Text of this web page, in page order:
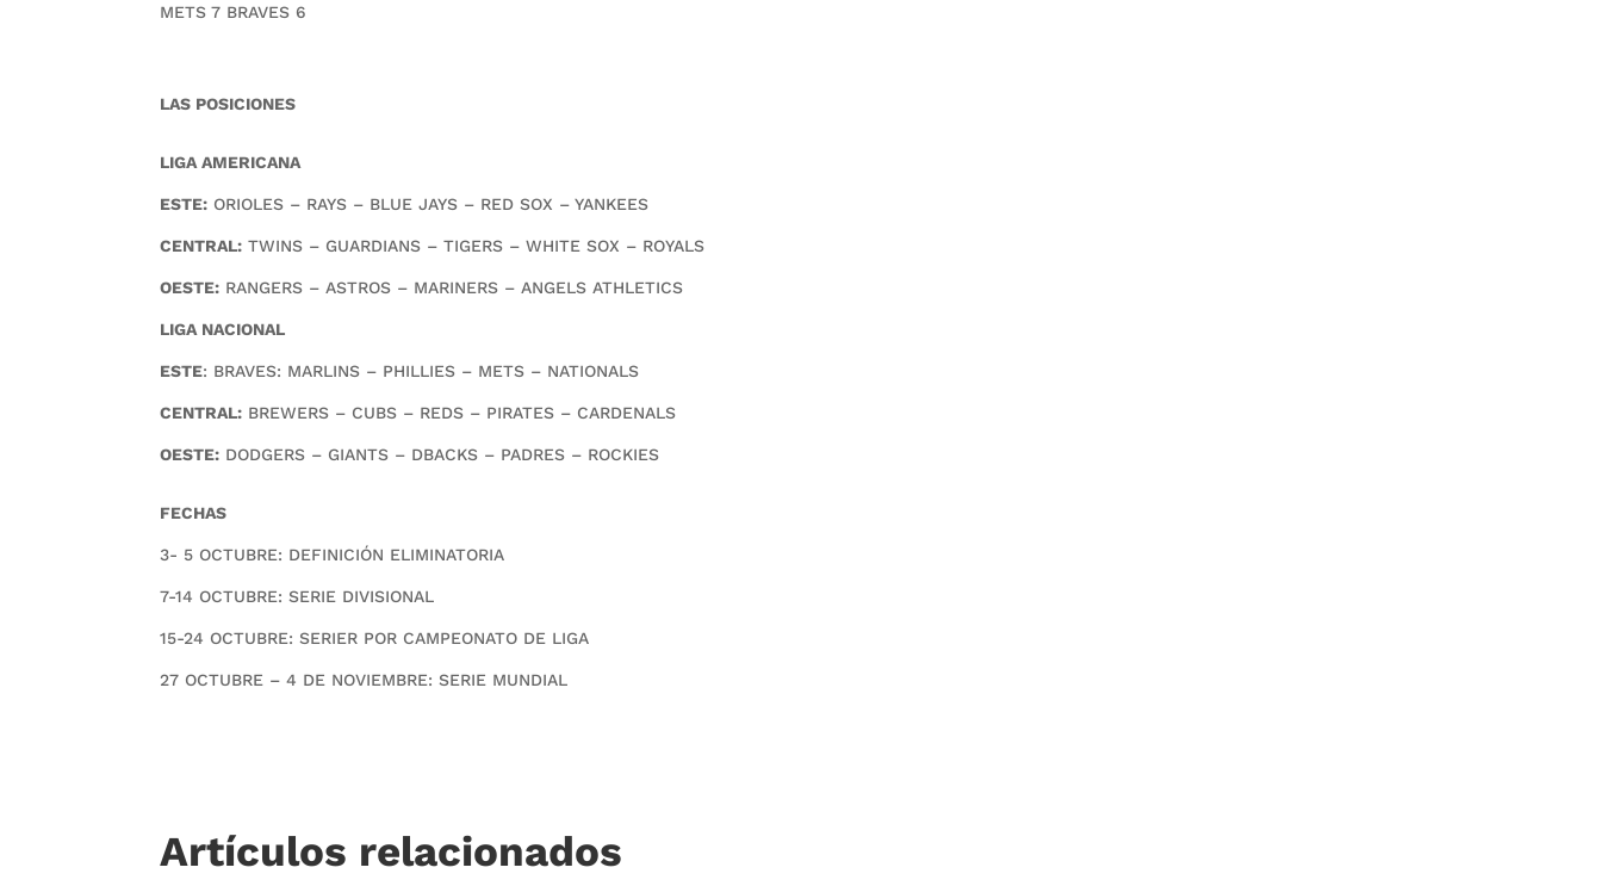
METS 7 BRAVES 6
LAS POSICIONES
LIGA AMERICANA
ESTE: ORIOLES – RAYS – BLUE JAYS – RED SOX – YANKEES
CENTRAL: TWINS – GUARDIANS – TIGERS – WHITE SOX – ROYALS
OESTE: RANGERS – ASTROS – MARINERS – ANGELS ATHLETICS
LIGA NACIONAL
ESTE: BRAVES: MARLINS – PHILLIES – METS – NATIONALS
CENTRAL: BREWERS – CUBS – REDS – PIRATES – CARDENALS
OESTE: DODGERS – GIANTS – DBACKS – PADRES – ROCKIES
FECHAS
3- 5 OCTUBRE: DEFINICIÓN ELIMINATORIA
7-14 OCTUBRE: SERIE DIVISIONAL
15-24 OCTUBRE: SERIER POR CAMPEONATO DE LIGA
27 OCTUBRE – 4 DE NOVIEMBRE: SERIE MUNDIAL
Artículos relacionados